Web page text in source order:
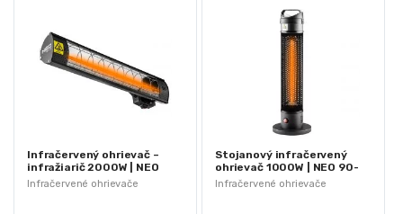
Infračervené ohrievače
Infračervený ohrievač –
infražiarič 2000W | NEO
90-031
Infračervené ohrievače
Stojanový infračervený
ohrievač 1000W | NEO 90-
035